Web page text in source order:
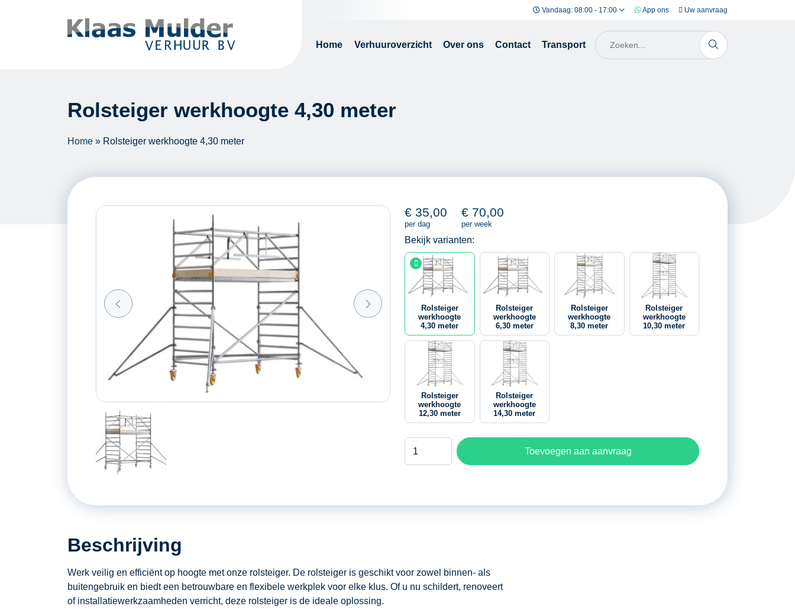
Vandaag: 08:00 - 17:00 App ons Uw aanvraag
Home Verhuuroverzicht Over ons Contact Transport
Rolsteiger werkhoogte 4,30 meter
Home » Rolsteiger werkhoogte 4,30 meter
€ 35,00
per dag
€ 70,00
per week
Bekijk varianten:
Rolsteiger
werkhoogte
4,30 meter
Rolsteiger
werkhoogte
6,30 meter
Rolsteiger
werkhoogte
8,30 meter
Rolsteiger
werkhoogte
10,30 meter
Rolsteiger
werkhoogte
12,30 meter
Rolsteiger
werkhoogte
14,30 meter
werkhoogte
Toevoegen aan aanvraag
Beschrijving
Werk veilig en efficiënt op hoogte met onze rolsteiger. De rolsteiger is geschikt voor zowel binnen- als
buitengebruik en biedt een betrouwbare en flexibele werkplek voor elke klus. Of u nu schildert, renoveert
of installatiewerkzaamheden verricht, deze rolsteiger is de ideale oplossing.